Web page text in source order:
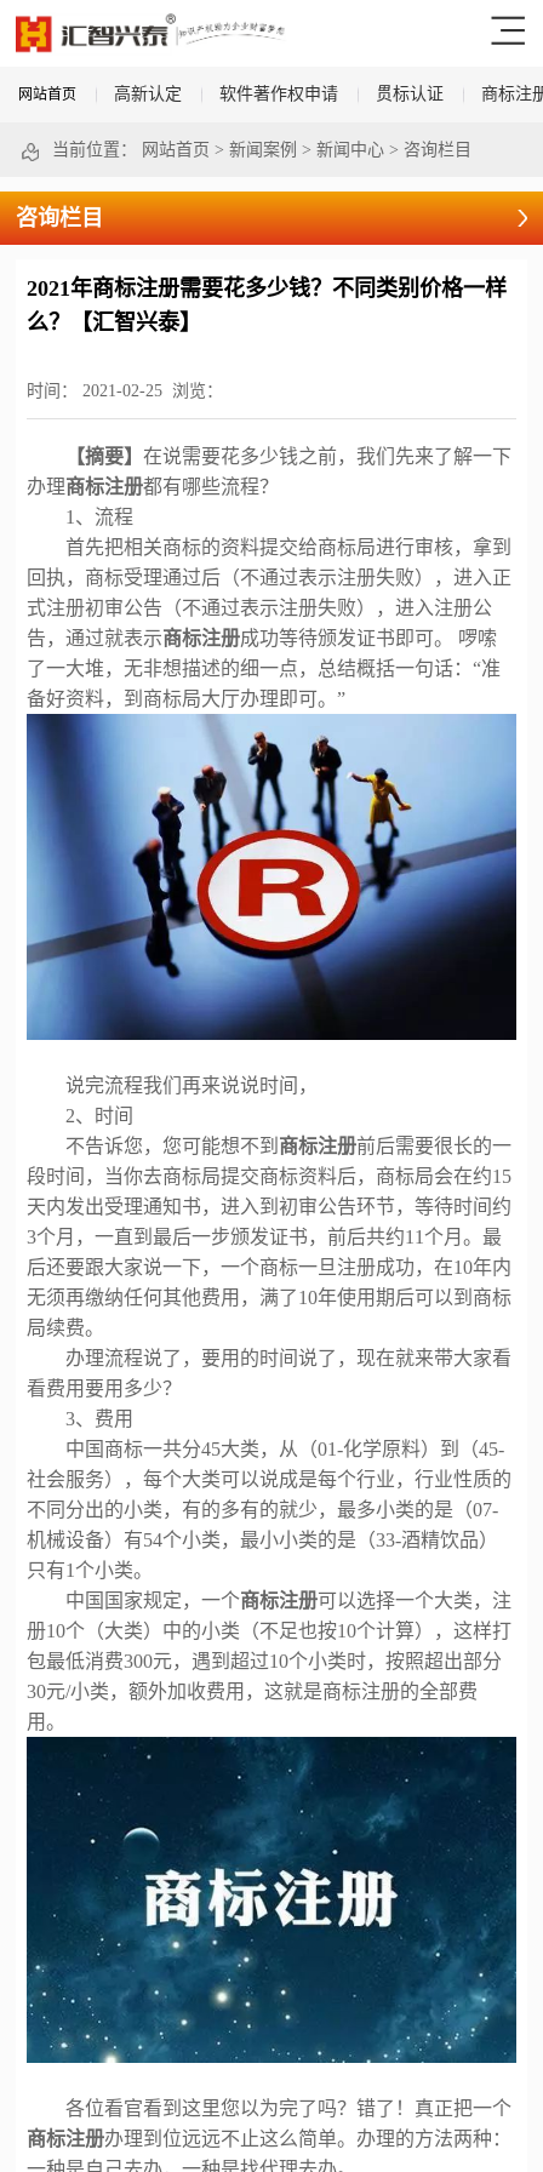
网站首页 高新认定 软件著作权申请 贯标认证 商标注
当前位置： 网站首页 > 新闻案例 > 新闻中心> 咨询栏目
咨询栏目
2021年商标注册需要花多少钱？不同类别价格一样
么？【汇智兴泰】
时间： 2021-02-25 浏览：
【摘要】在说需要花多少钱之前，我们先来了解一下
办理商标注册都有哪些流程？
1、流程
首先把相关商标的资料提交给商标局进行审核，拿到
回执，商标受理通过后（不通过表示注册失败），进入正
式注册初审公告（不通过表示注册失败），进入注册公
告，通过就表示商标注册成功等待颁发证书即可。
啰嗦
了一大堆，无非想描述的细一点，总结概括一句话：“准
备好资料，到商标局大厅办理即可。”
说完流程我们再来说说时间，
2、时间
不告诉您，您可能想不到 商标注册前后需要很长的一
段时间，当你去商标局提交商标资料后，商标局会在约15
天内发出受理通知书，进入到初审公告环节，等待时间约
3个月，一直到最后一步颁发证书，前后共约11个月。最
后还要跟大家说一下，一个商标一旦注册成功，在10年内
无须再缴纳任何其他费用，满了10年使用期后可以到商标
局续费。
办理流程说了，要用的时间说了，现在就来带大家看
看费用要用多少？
3、费用
中国商标一共分45大类，从（01-化学原料）到（45-
社会服务），每个大类可以说成是每个行业，行业性质的
不同分出的小类，有的多有的就少，最多小类的是（07-
机械设备）有54个小类，最小小类的是（33-酒精饮品）
只有1个小类。
中国国家规定，一个商标注册可以选择一个大类，注
册10个（大类）中的小类（不足也按10个计算），这样打
包最低消费300元，遇到超过10个小类时，按照超出部分
30元/小类，额外加收费用，这就是商标注册的全部费
用。
各位看官看到这里您以为完了吗？错了！真正把一个
商标注册办理到位远远不止这么简单。办理的方法两种：